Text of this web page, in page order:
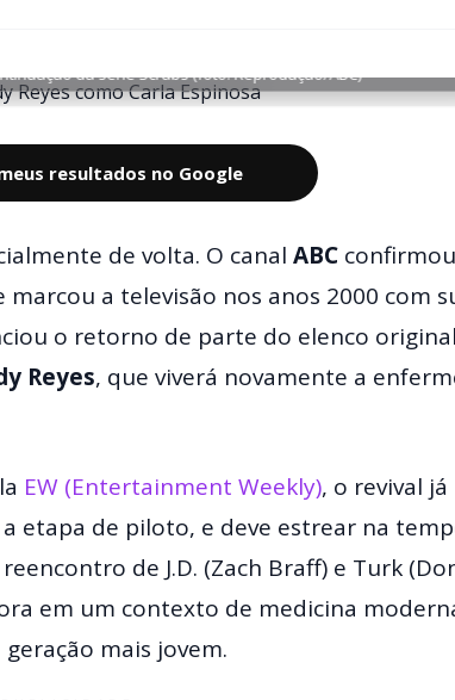
da série Scrubs (foto: Reprodução/ABC)
resultados no Google
de volta. O canal ABC
a televisão nos anos 2000 com
o retorno de parte do elenco
Reyes, que viverá novamente a
EW (Entertainment Weekly), o revival já
etapa de piloto, e deve estrear na
de J.D. (Zach Braff) e Turk
em um contexto de medicina
mais jovem.